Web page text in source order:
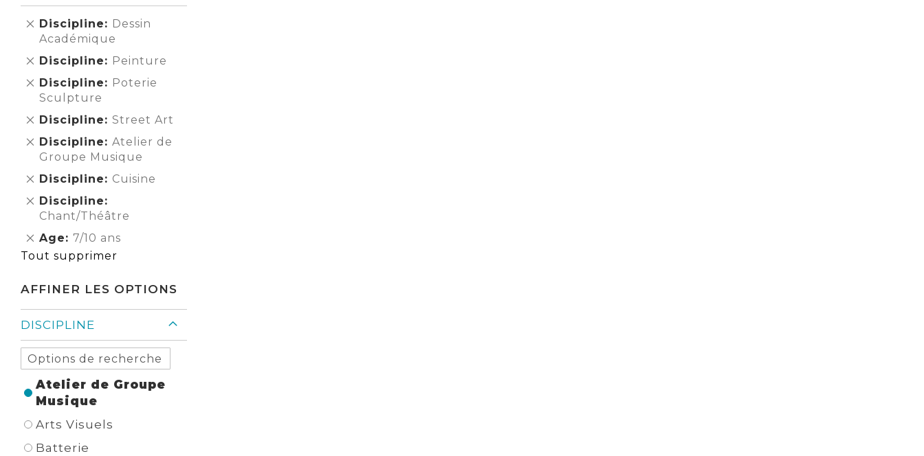
Discipline
Dessin
Académique
Supprimer
cet
Élément
Discipline Peinture
Supprimer
cet
Élément
Discipline
Poterie
Sculpture
Supprimer
cet
Élément
Discipline Street Art
Supprimer
cet
Élément
Discipline
Atelier de
Groupe Musique
Supprimer
cet
Élément
Discipline Cuisine
Supprimer
cet
Élément
Discipline
Chant/Théâtre
Supprimer
cet
Élément
Age 7/10 ans
Supprimer
cet
Tout supprimer
AFFINER LES OPTIONS
DISCIPLINE
Atelier de Groupe
Musique
Arts Visuels
Batterie